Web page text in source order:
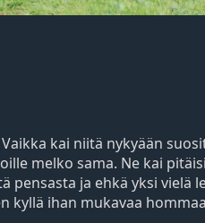
kai niitä nykyään
melko sama. Ne kai
ja ehkä yksi vielä
kyllä ihan mukavaa